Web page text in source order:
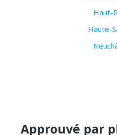
Haut-
Haute-
Approuvé par